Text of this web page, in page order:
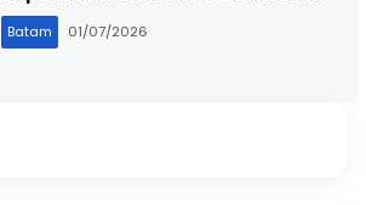
Batam 01/07/2026